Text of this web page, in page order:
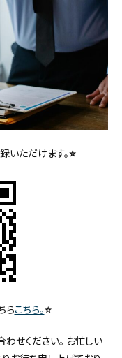
いただけます。⭐
らこちら。⭐
せください。 お忙しい